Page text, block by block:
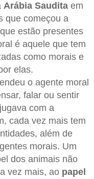
Arábia Saudita em
que começou a
estão presentes
é aquele que tem
como morais e
elas.
o agente moral
falar ou sentir
com a
cada vez mais tem
além de
morais. Um
dos animais não
vez mais, ao papel